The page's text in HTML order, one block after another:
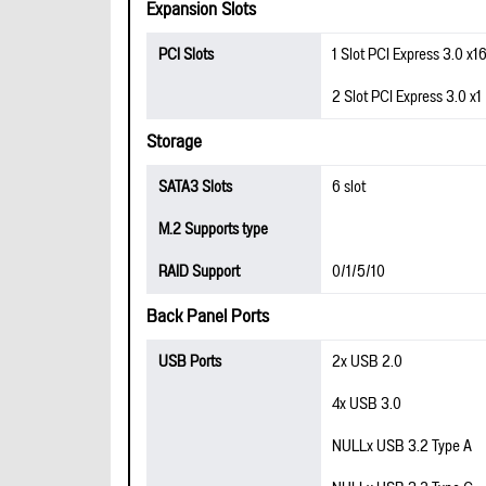
Expansion Slots
PCI Slots
1 Slot PCI Express 3.0 x16
2 Slot PCI Express 3.0 x1
Storage
SATA3 Slots
6 slot
M.2 Supports type
RAID Support
0/1/5/10
Back Panel Ports
USB Ports
2x USB 2.0
4x USB 3.0
NULLx USB 3.2 Type A